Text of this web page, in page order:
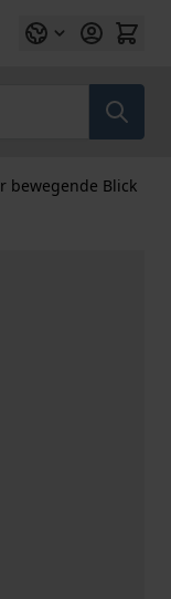
bewegende Blick